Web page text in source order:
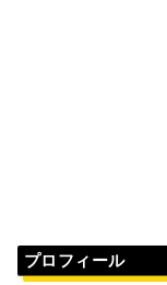
プロフィール